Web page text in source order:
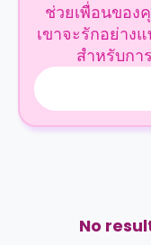
ช่วยเพื่อนขอ
เขาจะรักอย่าง
สำหรับกา
No